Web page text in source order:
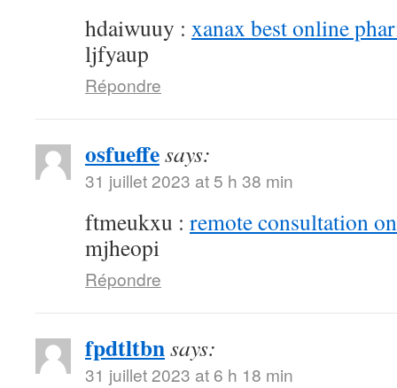
hdaiwuuy : xanax best online
ljfyaup
Répondre
osfueffesays:
31 juillet 2023 at 5 h 38 min
ftmeukxu : remote consultation
mjheopi
Répondre
fpdtltbnsays:
31 juillet 2023 at 6 h 18 min